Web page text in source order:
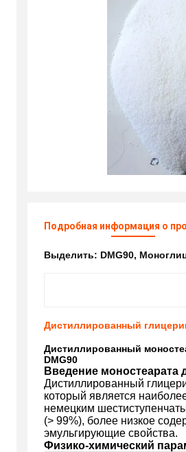
Подробная информация о
Выделить: DMG90,
Дистиллированный
Дистиллированный
DMG90
Введение моностеарата
Дистиллированный
который является
немецким
(> 99%), более низкое
эмульгирующие свойства.
Физико-химический